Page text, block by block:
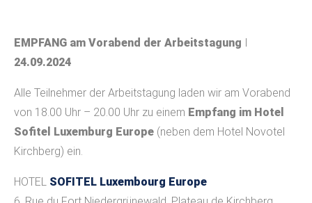
EMPFANG am Vorabend der Arbeitstagung I
24.09.2024
Alle Teilnehmer der Arbeitstagung laden wir am Vorabend
von 18.00 Uhr – 20.00 Uhr zu einem Empfang im Hotel
Sofitel Luxemburg Europe (neben dem Hotel Novotel
Kirchberg) ein.
HOTEL SOFITEL Luxembourg Europe